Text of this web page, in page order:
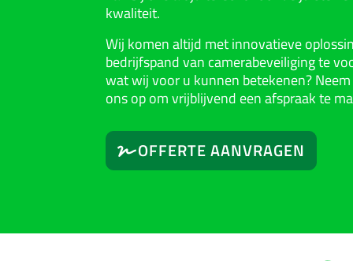
kwaliteit.
Wij komen altijd met innovatieve
bedrijfspand van camerabeveiliging te
wat wij voor u kunnen betekenen?
ons op om vrijblijvend een afspraak te
OFFERTE AANVRAGEN